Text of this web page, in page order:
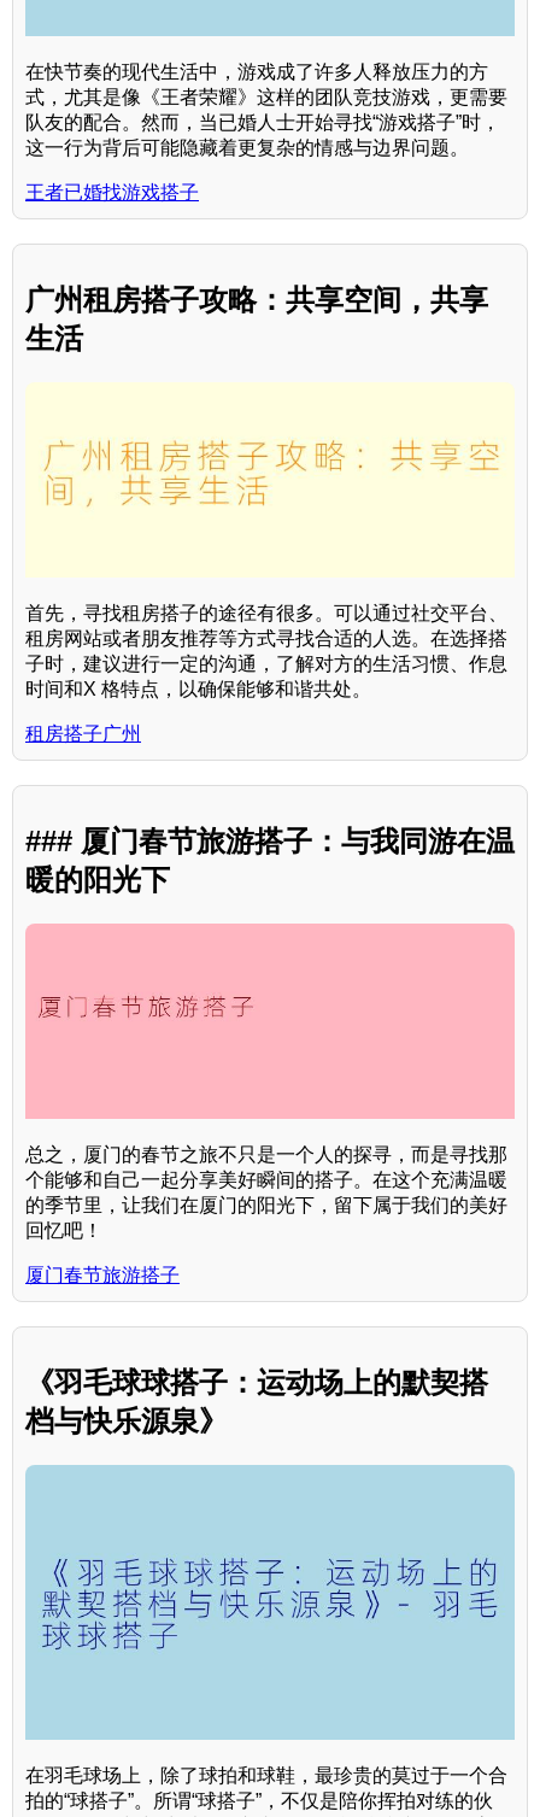
在快节奏的现代生活中，游戏成了许多人释放压力的方
式，尤其是像《王者荣耀》这样的团队竞技游戏，更需要
队友的配合。然而，当已婚人士开始寻找“游戏搭子”时，
这一行为背后可能隐藏着更复杂的情感与边界问题。
王者已婚找游戏搭子
广州租房搭子攻略：共享空间，共享
生活
首先，寻找租房搭子的途径有很多。可以通过社交平台、
租房网站或者朋友推荐等方式寻找合适的人选。在选择搭
子时，建议进行一定的沟通，了解对方的生活习惯、作息
时间和X 格特点，以确保能够和谐共处。
租房搭子广州
### 厦门春节旅游搭子：与我同游在温
暖的阳光下
总之，厦门的春节之旅不只是一个人的探寻，而是寻找那
个能够和自己一起分享美好瞬间的搭子。在这个充满温暖
的季节里，让我们在厦门的阳光下，留下属于我们的美好
回忆吧！
厦门春节旅游搭子
《羽毛球球搭子：运动场上的默契搭
档与快乐源泉》
在羽毛球场上，除了球拍和球鞋，最珍贵的莫过于一个合
拍的“球搭子”。所谓“球搭子”，不仅是陪你挥拍对练的伙